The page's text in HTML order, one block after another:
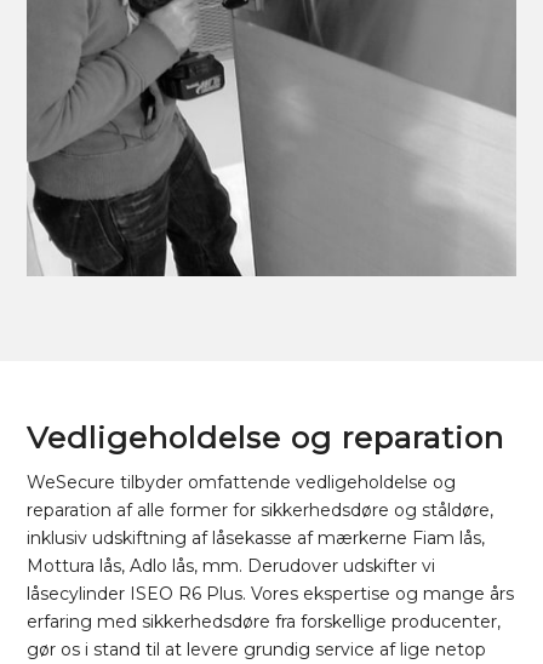
Vedligeholdelse og reparation
WeSecure tilbyder omfattende vedligeholdelse og
reparation af alle former for sikkerhedsdøre og ståldøre,
inklusiv udskiftning af låsekasse af mærkerne Fiam lås,
Mottura lås, Adlo lås, mm. Derudover udskifter vi
låsecylinder ISEO R6 Plus. Vores ekspertise og mange års
erfaring med sikkerhedsdøre fra forskellige producenter,
gør os i stand til at levere grundig service af lige netop